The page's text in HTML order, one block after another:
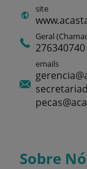
site
Geral
276340740
emails
Sobre